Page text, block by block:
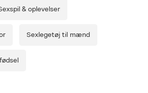
& oplevelser
Sexlegetøj til mænd